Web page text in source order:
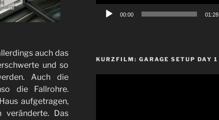
auch das
und so
Auch die
die Fallrohre.
aufgetragen,
veränderte. Das
00:00 01:28
KURZFILM: GARAGE SETUP DAY 1